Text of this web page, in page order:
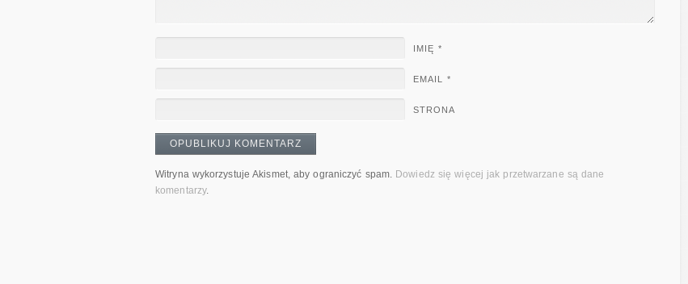
IMIĘ *
EMAIL *
STRONA
Witryna wykorzystuje Akismet, aby ograniczyć spam. Dowiedz się więcej jak przetwarzane są dane
komentarzy.